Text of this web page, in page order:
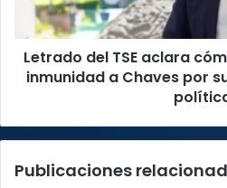
retirar
inmunidad
supuesta
política
Letrado del TSE aclara
inmunidad a Chaves por
Publicaciones